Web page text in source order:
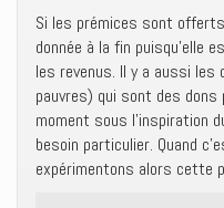
Si les prémices sont
donnée à la fin puisqu’elle
les revenus. Il y a aussi
pauvres) qui sont des
moment sous l’inspiration
besoin particulier. Quand
expérimentons alors cette